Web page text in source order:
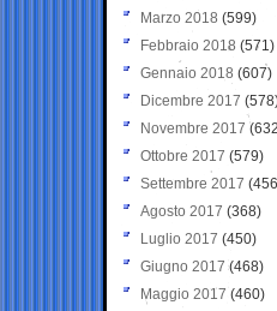
Marzo 2018 (599)
Febbraio 2018 (571)
Gennaio 2018 (607)
Dicembre 2017
Novembre 2017
Ottobre 2017 (579)
Settembre 2017
Agosto 2017 (368)
Luglio 2017 (450)
Giugno 2017 (468)
Maggio 2017 (460)